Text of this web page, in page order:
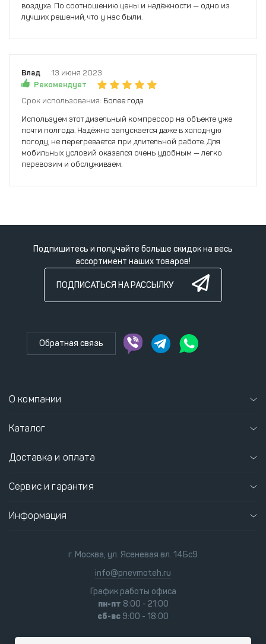
воздуха. По соотношению цены и надёжности — одно из
лучших решений, что у нас были.
Влад
13 июня 2023
Рекомендует
Срок использования: Более года
Используем этот дизельный компрессор на объекте уже
почти полгода. Надёжно запускается даже в холодную
погоду, не перегревается при длительной работе. Для
мобильных условий оказался очень удобным — легко
перевозим и обслуживаем.
Подпишитесь и получайте больше скидок на весь
ассортимент наших товаров!
ПОДПИСАТЬСЯ НА РАССЫЛКУ
Обратная связь
О компании
Каталог
Доставка и оплата
Сервис и гарантия
Информация
г. Москва, ул. Ясеневая вл. 14Бс9
info@pnevmoteh.ru
График работы офиса
пн-пт 8:00 - 21:00
сб-вс 9:00 - 18:00